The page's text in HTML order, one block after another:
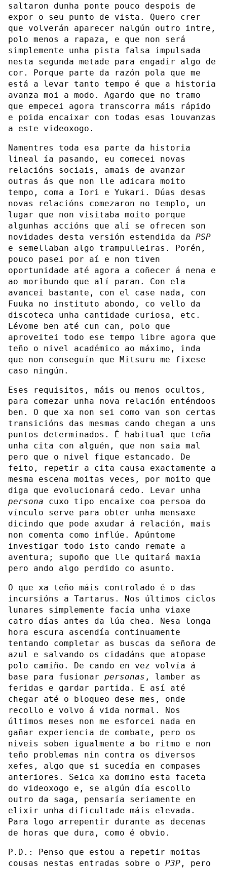
saltaron dunha ponte pouco despois de
expor o seu punto de vista. Quero crer
que volverán aparecer nalgún outro intre,
polo menos a rapaza, e que non será
simplemente unha pista falsa impulsada
nesta segunda metade para engadir algo de
cor. Porque parte da razón pola que me
está a levar tanto tempo é que a historia
avanza moi a modo. Agardo que no tramo
que empecei agora transcorra máis rápido
e poida encaixar con todas esas louvanzas
a este videoxogo.
Namentres toda esa parte da historia
lineal ía pasando, eu comecei novas
relacións sociais, amais de avanzar
outras ás que non lle adicara moito
tempo, coma a Iori e Yukari. Dúas desas
novas relacións comezaron no templo, un
lugar que non visitaba moito porque
algunhas accións que alí se ofrecen son
novidades desta versión estendida da PSP
e semellaban algo trampulleiras. Porén,
pouco pasei por aí e non tiven
oportunidade até agora a coñecer á nena e
ao moribundo que alí paran. Con ela
avancei bastante, con el case nada, con
Fuuka no instituto abondo, co vello da
discoteca unha cantidade curiosa, etc.
Lévome ben até cun can, polo que
aproveitei todo ese tempo libre agora que
teño o nivel académico ao máximo, inda
que non conseguín que Mitsuru me fixese
caso ningún.
Eses requisitos, máis ou menos ocultos,
para comezar unha nova relación enténdoos
ben. O que xa non sei como van son certas
transicións das mesmas cando chegan a uns
puntos determinados. É habitual que teña
unha cita con alguén, que non saia mal
pero que o nivel fique estancado. De
feito, repetir a cita causa exactamente a
mesma escena moitas veces, por moito que
diga que evolucionará cedo. Levar unha
persona cuxo tipo encaixe coa persoa do
vínculo serve para obter unha mensaxe
dicindo que pode axudar á relación, mais
non comenta como inflúe. Apúntome
investigar todo isto cando remate a
aventura; supoño que lle quitará maxia
pero ando algo perdido co asunto.
O que xa teño máis controlado é o das
incursións a Tartarus. Nos últimos ciclos
lunares simplemente facía unha viaxe
catro días antes da lúa chea. Nesa longa
hora escura ascendía continuamente
tentando completar as buscas da señora de
azul e salvando os cidadáns que atopase
polo camiño. De cando en vez volvía á
base para fusionar personas , lamber as
feridas e gardar partida. E así até
chegar até o bloqueo dese mes, onde
recollo e volvo á vida normal. Nos
últimos meses non me esforcei nada en
gañar experiencia de combate, pero os
niveis soben igualmente a bo ritmo e non
teño problemas nin contra os diversos
xefes, algo que si sucedía en compases
anteriores. Seica xa domino esta faceta
do videoxogo e, se algún día escollo
outro da saga, pensaría seriamente en
elixir unha dificultade máis elevada.
Para logo arrepentir durante as decenas
de horas que dura, como é obvio.
P.D.: Penso que estou a repetir moitas
cousas nestas entradas sobre o P3P , pero